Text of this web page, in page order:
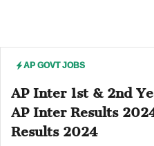
AP GOVT JOBS
AP Inter 1st & 2nd
AP Inter Results
Results 2024